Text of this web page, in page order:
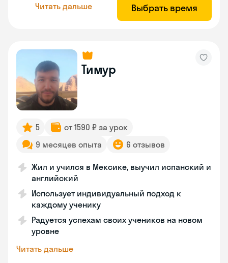
Читать дальше Выбрать время
Тимур
5
от 1590 ₽ за урок
9 месяцев опыта
6 отзывов
Жил и учился в Мексике, выучил испанский и
английский
Использует индивидуальный подход к
каждому ученику
Радуется успехам своих учеников на новом
уровне
Читать дальше